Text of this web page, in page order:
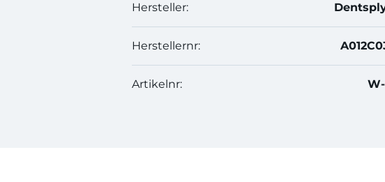
Hersteller:
Herstellernr:
Artikelnr: